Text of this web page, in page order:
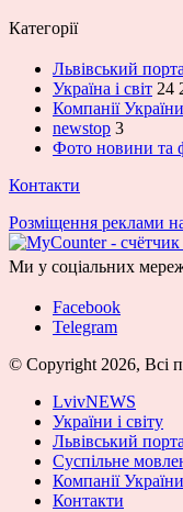
Категорії
Львівський
Україна і світ 24
Компанії України
newstop 3
Фото новини та
Контакти
Розміщення реклами
Ми у соціальних
Facebook
Telegram
© Copyright 2026, Всі
LvivNEWS
України і світу
Львівський
Суспільне
Компанії України
Контакти